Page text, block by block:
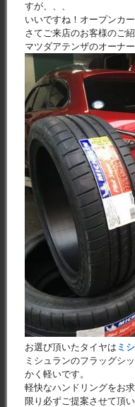
すが、、、
いいですね！オープンカ
さてご来店のお客様のご紹
マツダアテンザのオーナ
お選び頂いたタイヤは ミ
ミシュランのフラッグシ
かく軽いです。
軽快なハンドリングをお
限り必ずご提案させて頂い